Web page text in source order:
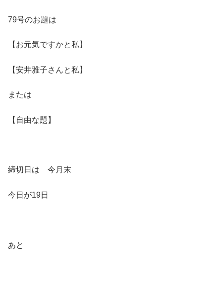
79号のお題は
【お元気ですかと私】
【安井雅子さんと私】
または
【自由な題】
締切日は 今月末
今日が19日
あと